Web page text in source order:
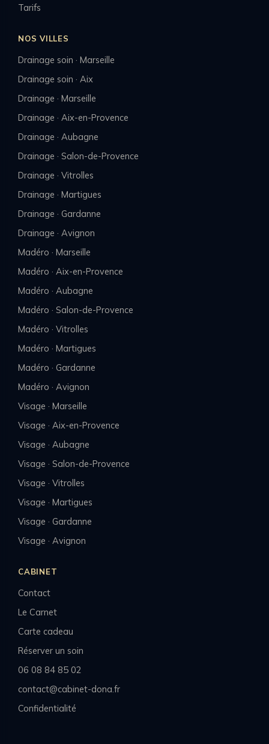
Tarifs
NOS VILLES
Drainage soin · Marseille
Drainage soin · Aix
Drainage · Marseille
Drainage · Aix-en-Provence
Drainage · Aubagne
Drainage · Salon-de-Provence
Drainage · Vitrolles
Drainage · Martigues
Drainage · Gardanne
Drainage · Avignon
Madéro · Marseille
Madéro · Aix-en-Provence
Madéro · Aubagne
Madéro · Salon-de-Provence
Madéro · Vitrolles
Madéro · Martigues
Madéro · Gardanne
Madéro · Avignon
Visage · Marseille
Visage · Aix-en-Provence
Visage · Aubagne
Visage · Salon-de-Provence
Visage · Vitrolles
Visage · Martigues
Visage · Gardanne
Visage · Avignon
CABINET
Contact
Le Carnet
Carte cadeau
Réserver un soin
06 08 84 85 02
contact@cabinet-dona.fr
Confidentialité